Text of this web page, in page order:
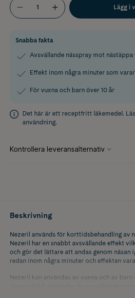
Lägg i
Snabba fakta
Avsvällande nässpray mot
Effekt inom några minuter som
För vuxna och barn över 10 år
Det här är ett receptfritt läkemedel. Läs
användning.
Beskrivning
Nezeril används för korttidsbehandling av
Nezeril har en snabbt avsvällande effekt
och gör det lättare att andas genom näsan
redan inom några minuter och effekten
Nezeril kan användas av vuxna och av barn